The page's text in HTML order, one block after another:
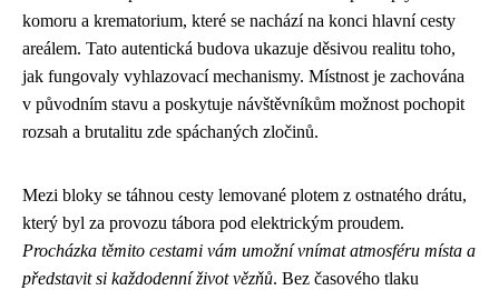
komoru a krematorium, které se nachází na konci hlavní cesty
areálem. Tato autentická budova ukazuje děsivou realitu toho,
jak fungovaly vyhlazovací mechanismy. Místnost je zachována
v původním stavu a poskytuje návštěvníkům možnost pochopit
rozsah a brutalitu zde spáchaných zločinů.
Mezi bloky se táhnou cesty lemované plotem z ostnatého drátu,
který byl za provozu tábora pod elektrickým proudem.
Procházka těmito cestami vám umožní vnímat atmosféru místa a
představit si každodenní život vězňů. Bez časového tlaku